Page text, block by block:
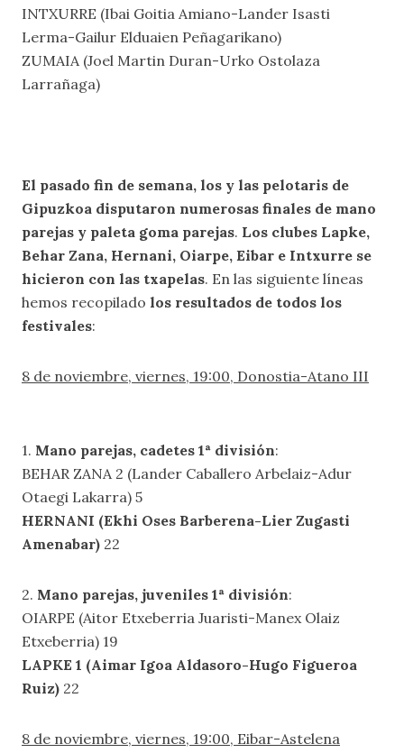
INTXURRE (Ibai Goitia Amiano-Lander Isasti
Lerma-Gailur Elduaien Peñagarikano)
ZUMAIA (Joel Martin Duran-Urko Ostolaza
Larrañaga)
El pasado fin de semana, los y las pelotaris de
Gipuzkoa disputaron numerosas finales de mano
parejas y paleta goma parejas. Los clubes Lapke,
Behar Zana, Hernani, Oiarpe, Eibar e Intxurre se
hicieron con las txapelas. En las siguiente líneas
hemos recopilado los resultados de todos los
festivales:
8 de noviembre, viernes, 19:00, Donostia-Atano III
1. Mano parejas, cadetes 1ª división:
BEHAR ZANA 2 (Lander Caballero Arbelaiz-Adur
Otaegi Lakarra) 5
HERNANI (Ekhi Oses Barberena-Lier Zugasti
Amenabar) 22
2. Mano parejas, juveniles 1ª división:
OIARPE (Aitor Etxeberria Juaristi-Manex Olaiz
Etxeberria) 19
LAPKE 1 (Aimar Igoa Aldasoro-Hugo Figueroa
Ruiz) 22
8 de noviembre, viernes, 19:00, Eibar-Astelena